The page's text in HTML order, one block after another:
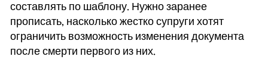
составлять по шаблону. Нужно заранее
прописать, насколько жестко супруги хотят
ограничить возможность изменения документа
после смерти первого из них.